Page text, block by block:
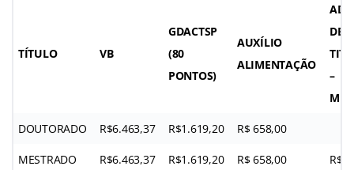
TÍTULO VB
GDACTSP
(80
PONTOS)
AUXÍLIO
ALIMENTAÇÃO
DE
–
DOUTORADO R$6.463,37 R$1.619,20 R$ 658,00
MESTRADO R$6.463,37 R$1.619,20 R$ 658,00